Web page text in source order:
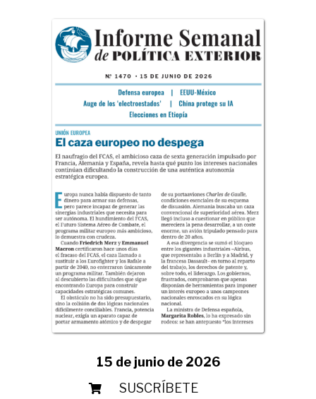
15 de junio de 2026
SUSCRÍBETE